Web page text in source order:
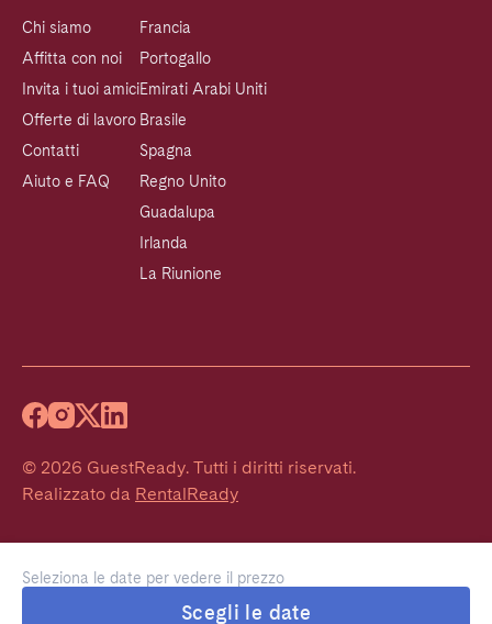
Seleziona le date per vedere il prezzo
Scegli le date
Chi siamo
Affitta con noi
Invita i tuoi amici
Offerte di lavoro
Contatti
Aiuto e FAQ
Francia
Portogallo
Emirati Arabi Uniti
Brasile
Spagna
Regno Unito
Guadalupa
Irlanda
La Riunione
© 2026 GuestReady. Tutti i diritti riservati.
Realizzato da RentalReady